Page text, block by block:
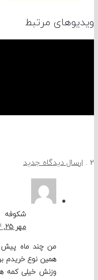
مرتبط
دیدگاه جدید
من چند ماه پیش یه
همین نوع خریدم برای
وزنش خیلی کمه هم